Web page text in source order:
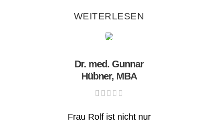
WEITERLESEN
Dr. med. Gunnar
Hübner, MBA
Frau Rolf ist nicht nur